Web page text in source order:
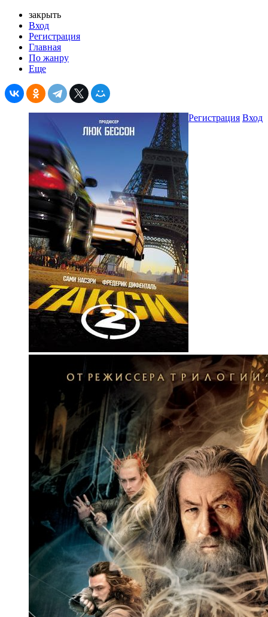
закрыть
Вход
Регистрация
Главная
По жанру
Еще
Регистрация Вход